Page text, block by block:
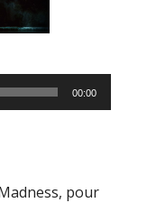
00:00
pour